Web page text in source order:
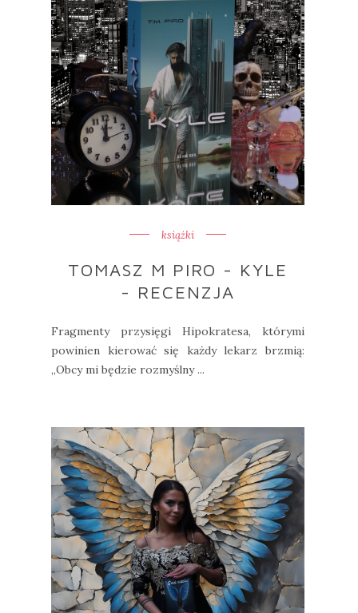
książki
TOMASZ M PIRO - KYLE
- RECENZJA
Fragmenty przysięgi Hipokratesa, którymi
powinien kierować się każdy lekarz brzmią:
„Obcy mi będzie rozmyślny ...